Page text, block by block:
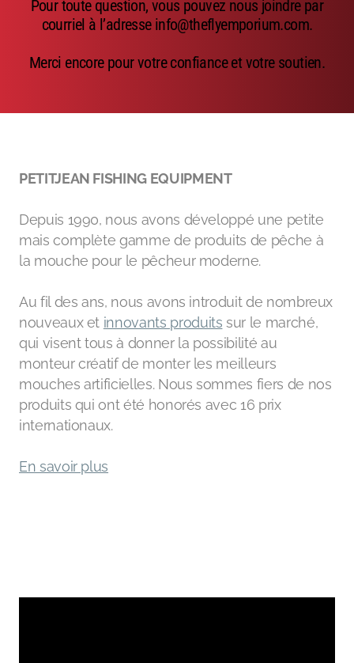
Pour toute question, vous pouvez nous joindre par
courriel à l’adresse info@theflyemporium.com.
Merci encore pour votre confiance et votre soutien.
PETITJEAN FISHING EQUIPMENT
Depuis 1990, nous avons développé une petite
mais complète gamme de produits de pêche à
la mouche pour le pêcheur moderne.
Au fil des ans, nous avons introduit de nombreux
nouveaux et innovants produits sur le marché,
qui visent tous à donner la possibilité au
monteur créatif de monter les meilleurs
mouches artificielles. Nous sommes fiers de nos
produits qui ont été honorés avec 16 prix
internationaux.
En savoir plus
Emerger
Accessoires de pêche